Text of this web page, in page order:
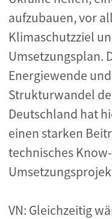
aufzubauen, vor
Klimaschutzziel
Umsetzungsplan.
Energiewende
Strukturwandel
Deutschland hat
einen starken
technisches
VN: Gleichzeitig